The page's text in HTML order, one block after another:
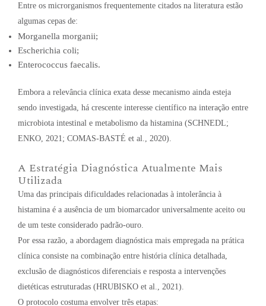
Entre os microrganismos frequentemente citados na literatura estão
algumas cepas de:
Morganella morganii;
Escherichia coli;
Enterococcus faecalis.
Embora a relevância clínica exata desse mecanismo ainda esteja
sendo investigada, há crescente interesse científico na interação entre
microbiota intestinal e metabolismo da histamina (SCHNEDL;
ENKO, 2021; COMAS-BASTÉ et al., 2020).
A Estratégia Diagnóstica Atualmente Mais
Utilizada
Uma das principais dificuldades relacionadas à intolerância à
histamina é a ausência de um biomarcador universalmente aceito ou
de um teste considerado padrão-ouro.
Por essa razão, a abordagem diagnóstica mais empregada na prática
clínica consiste na combinação entre história clínica detalhada,
exclusão de diagnósticos diferenciais e resposta a intervenções
dietéticas estruturadas (HRUBISKO et al., 2021).
O protocolo costuma envolver três etapas: